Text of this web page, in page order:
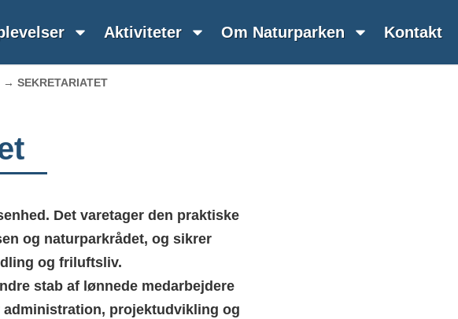
Aktiviteter Om Naturparken Kontakt
→ SEKRETARIATET
Det varetager den praktiske
og naturparkrådet, og sikrer
og friluftsliv.
stab af lønnede medarbejdere
projektudvikling og